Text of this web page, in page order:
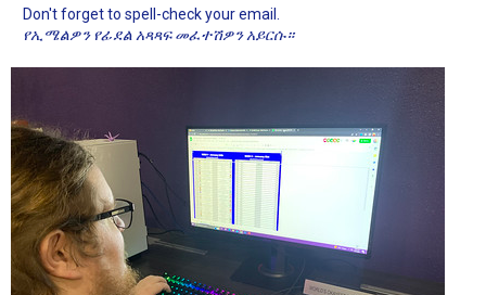
Don't forget to spell-check your email.
የኢሜልዎን የፊደል አጻጻፍ መፈተሽዎን አይርሱ።